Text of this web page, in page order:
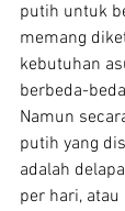
putih untuk
memang
kebutuhan
berbeda-
Namun
putih yang
adalah
per hari, atau